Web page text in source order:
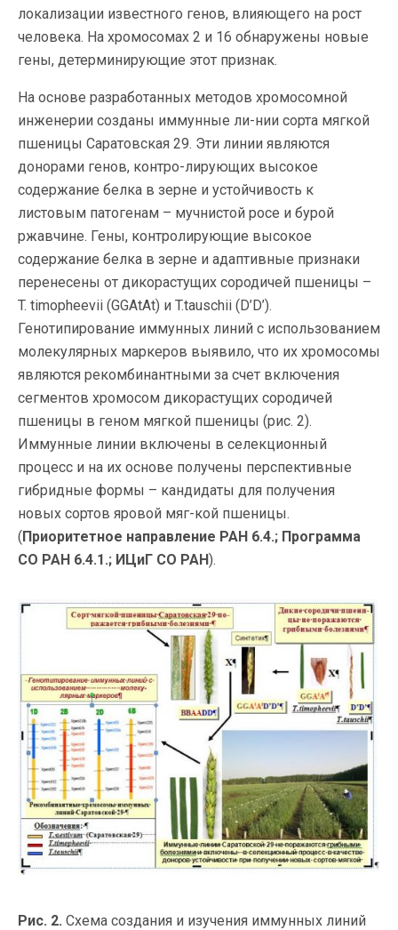
локализации известного генов, влияющего на рост
человека. На хромосомах 2 и 16 обнаружены новые
гены, детерминирующие этот признак.
На основе разработанных методов хромосомной
инженерии созданы иммунные ли-нии сорта мягкой
пшеницы Саратовская 29. Эти линии являются
донорами генов, контро-лирующих высокое
содержание белка в зерне и устойчивость к
листовым патогенам – мучнистой росе и бурой
ржавчине. Гены, контролирующие высокое
содержание белка в зерне и адаптивные признаки
перенесены от дикорастущих сородичей пшеницы –
T. timopheevii (GGAtAt) и T.tauschii (D’D’).
Генотипирование иммунных линий с использованием
молекулярных маркеров выявило, что их хромосомы
являются рекомбинантными за счет включения
сегментов хромосом дикорастущих сородичей
пшеницы в геном мягкой пшеницы (рис. 2).
Иммунные линии включены в селекционный
процесс и на их основе получены перспективные
гибридные формы – кандидаты для получения
новых сортов яровой мяг-кой пшеницы.
(Приоритетное направление РАН 6.4.; Программа
СО РАН 6.4.1.; ИЦиГ СО РАН).
Рис. 2. Схема создания и изучения иммунных линий